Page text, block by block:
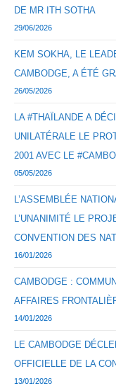
DE MR ITH SOTHA
29/06/2026
KEM SOKHA, LE
CAMBODGE, A ÉTÉ
26/05/2026
LA #THAÏLANDE A
UNILATÉRALE LE
2001 AVEC LE
05/05/2026
L’ASSEMBLÉE
L’UNANIMITÉ LE
CONVENTION DES
16/01/2026
CAMBODGE :
AFFAIRES
14/01/2026
LE CAMBODGE
OFFICIELLE DE LA
13/01/2026